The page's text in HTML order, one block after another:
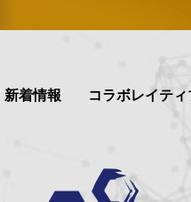
新着情報 コラボレイテ